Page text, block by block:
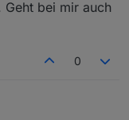
Wirkung.
auf True --> keine
auf True --> Display
bleibt an.
Geht bei mir auch
0